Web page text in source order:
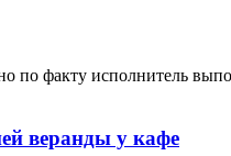
по факту исполнитель
веранды у кафе